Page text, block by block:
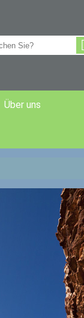
Über uns